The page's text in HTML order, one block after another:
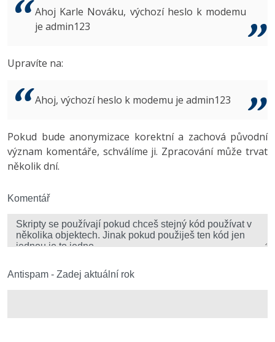
ASP.NET MVC
Best practices
MS-SQL
3D grafik
Copywriter
WordPress specialista
VB.NET
Algoritmy -41%
Umělá inteligence (AI) -10%
Fórum
Copywriting
Windows
Kybernetická bezpečnost
Inkscape
Fórum
Ahoj Karle Nováku, výchozí heslo k modemu
je admin123
Upravíte na:
Ahoj, výchozí heslo k modemu je admin123
Pokud bude anonymizace korektní a zachová původní
význam komentáře, schválíme ji. Zpracování může trvat
několik dní.
Komentář
Antispam - Zadej aktuální rok